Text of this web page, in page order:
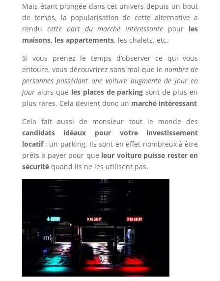
Mais étant plongée dans cet univers depuis un bout
de temps, la popularisation de cette alternative a
rendu cette part du marché intéressante pour les
maisons, les appartements, les chalets, etc.
Si vous prenez le temps d’observer ce qui vous
entoure, vous découvrirez sans mal que lenombre de
personnes possédant une voiture augmente de jour en
jouralors que les places de parking sont de plus en
plus rares. Cela devient donc un marché intéressant
Cela fait aussi de monsieur tout le monde des
candidats idéaux pour votre investissement
locatif: un parking. Ils sont en effet nombreux à être
prêts à payer pour que leur voiture puisse rester en
sécurité quand ils ne les utilisent pas.